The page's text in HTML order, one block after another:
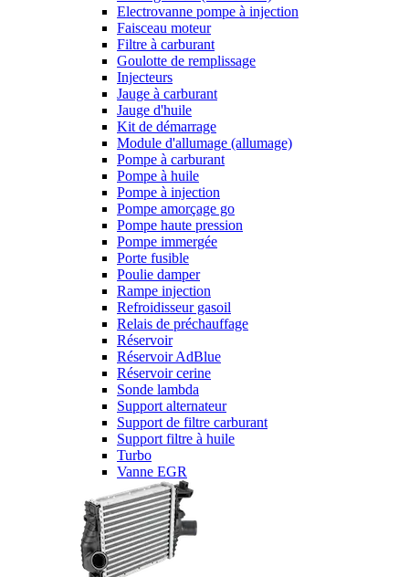
Electrovanne pompe à injection
Faisceau moteur
Filtre à carburant
Goulotte de remplissage
Injecteurs
Jauge à carburant
Jauge d'huile
Kit de démarrage
Module d'allumage (allumage)
Pompe à carburant
Pompe à huile
Pompe à injection
Pompe amorçage go
Pompe haute pression
Pompe immergée
Porte fusible
Poulie damper
Rampe injection
Refroidisseur gasoil
Relais de préchauffage
Réservoir
Réservoir AdBlue
Réservoir cerine
Sonde lambda
Support alternateur
Support de filtre carburant
Support filtre à huile
Turbo
Vanne EGR